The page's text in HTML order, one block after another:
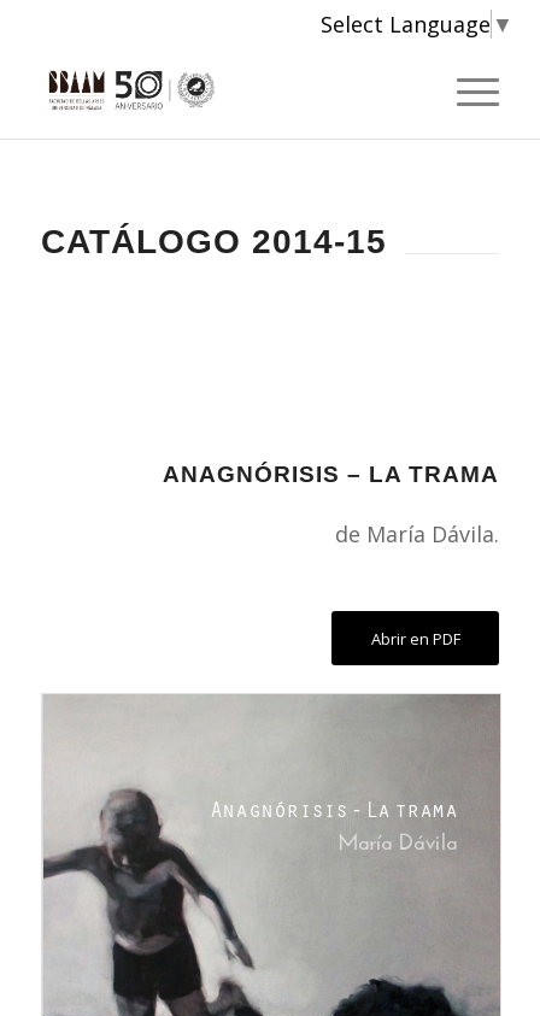
Select Language ▼
CATÁLOGO 2014-15
ANAGNÓRISIS – LA TRAMA
de María Dávila.
Abrir en PDF